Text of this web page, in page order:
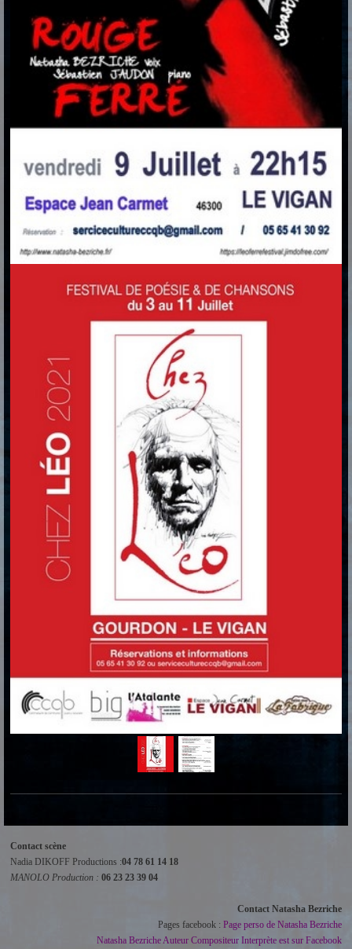
Contact scène
Nadia DIKOFF Productions :04 78 61 14 18
MANOLO Production : 06 23 23 39 04
Contact Natasha Bezriche
Pages facebook : Page perso de Natasha Bezriche
Natasha Bezriche Auteur Compositeur Interprète est sur Facebook